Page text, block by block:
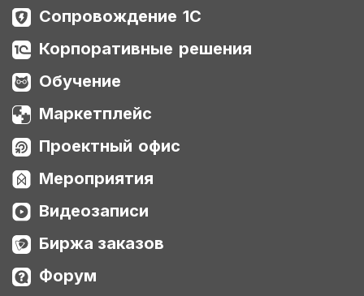
Сопровождение 1С
Корпоративные решения
Обучение
Маркетплейс
Проектный офис
Мероприятия
Видеозаписи
Биржа заказов
Форум